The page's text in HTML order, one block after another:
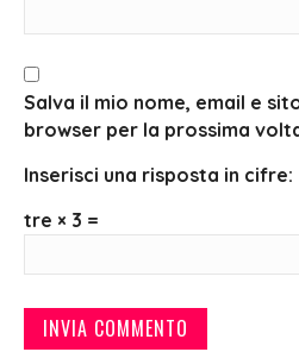
Salva il mio nome, email e
browser per la prossima
Inserisci una risposta in cifre:
tre × 3 =